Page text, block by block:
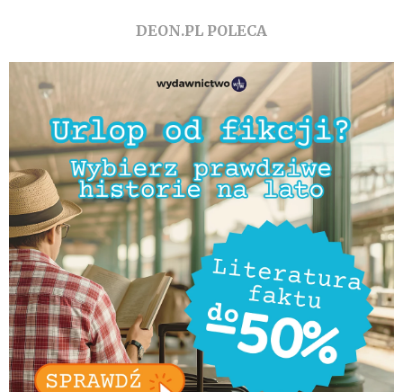
DEON.PL POLECA